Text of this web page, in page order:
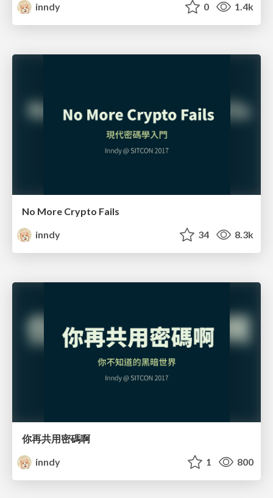
inndy 0 1.4k
No More Crypto Fails
inndy
34 8.3k
你再共用密碼啊
inndy
1 800